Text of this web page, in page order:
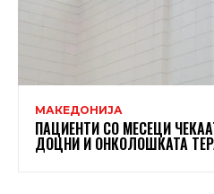
МАКЕДОНИЈА
ПАЦИЕНТИ СО МЕСЕЦИ
ДОЦНИ И ОНКОЛОШКАТА